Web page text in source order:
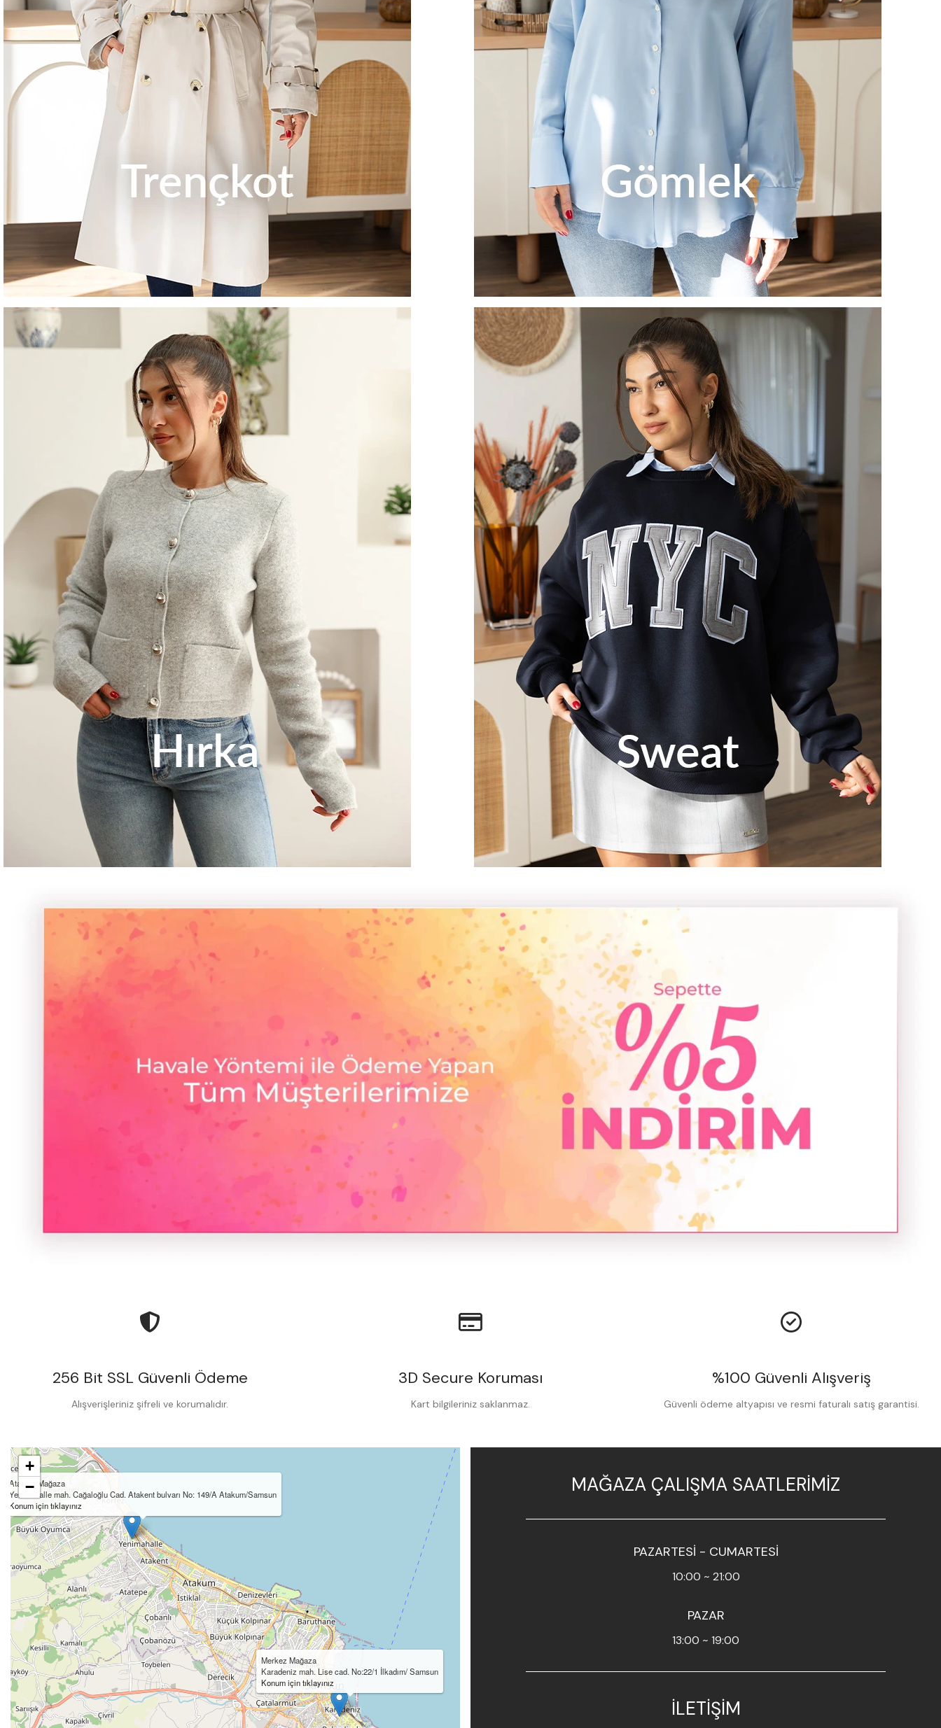
256 Bit SSL Güvenli Ödeme
Alışverişleriniz şifreli ve korumalıdır.
3D Secure Koruması
Kart bilgileriniz saklanmaz.
%100 Güvenli Alışveriş
Güvenli ödeme altyapısı ve resmi faturalı satış garantisi.
Merkez Mağaza
Karadeniz mah. Lise cad. No:22/1 İlkadım/ Samsun
Konum için tıklayınız
Atakum Mağaza
Yenimahalle mah. Cağaloğlu Cad. Atakent bulvarı No: 149/A Atakum/Samsun
Konum için tıklayınız
+
−
MAĞAZA ÇALIŞMA SAATLERİMİZ
PAZARTESİ - CUMARTESİ
10:00 ~ 21:00
PAZAR
13:00 ~ 19:00
İLETİŞİM